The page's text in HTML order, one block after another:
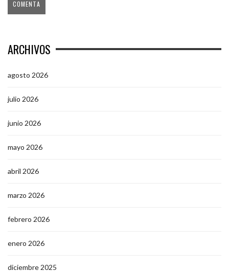
ARCHIVOS
agosto 2026
julio 2026
junio 2026
mayo 2026
abril 2026
marzo 2026
febrero 2026
enero 2026
diciembre 2025